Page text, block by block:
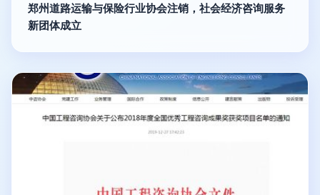
郑州道路运输与保险行业协会注销，社会经济咨询服务
新团体成立